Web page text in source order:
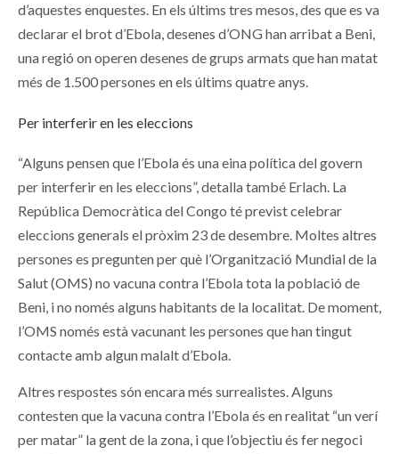
d’aquestes enquestes. En els últims tres mesos, des que es va
declarar el brot d’Ebola, desenes d’ONG han arribat a Beni,
una regió on operen desenes de grups armats que han matat
més de 1.500 persones en els últims quatre anys.
Per interferir en les eleccions
“Alguns pensen que l’Ebola és una eina política del govern
per interferir en les eleccions”, detalla també Erlach. La
República Democràtica del Congo té previst celebrar
eleccions generals el pròxim 23 de desembre. Moltes altres
persones es pregunten per què l’Organització Mundial de la
Salut (OMS) no vacuna contra l’Ebola tota la població de
Beni, i no només alguns habitants de la localitat. De moment,
l’OMS només està vacunant les persones que han tingut
contacte amb algun malalt d’Ebola.
Altres respostes són encara més surrealistes. Alguns
contesten que la vacuna contra l’Ebola és en realitat “un verí
per matar” la gent de la zona, i que l’objectiu és fer negoci